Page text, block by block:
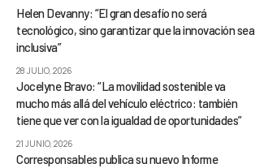
Helen Devanny: “El gran desafío no será
tecnológico, sino garantizar que la innovación sea
inclusiva”
28 JULIO, 2026
Jocelyne Bravo: “La movilidad sostenible va
mucho más allá del vehículo eléctrico: también
tiene que ver con la igualdad de oportunidades”
21 JUNIO, 2026
Corresponsables publica su nuevo Informe